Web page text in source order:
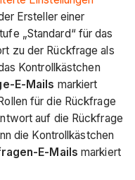
Ersteller einer
„Standard“ für das
zu der Rückfrage als
Kontrollkästchen
E-Mails markiert
für die Rückfrage
auf die Rückfrage
die Kontrollkästchen
E-Mails markiert